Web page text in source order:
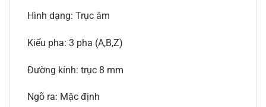
Hình dạng: Trục âm
Kiểu pha: 3 pha (A,B,Z)
Đường kính: trục 8 mm
Ngõ ra: Mặc định